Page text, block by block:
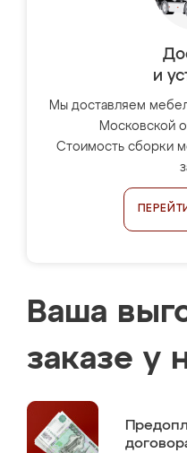
и
Мы доставляем
Московской
Стоимость сборки
Ваша
заказе у